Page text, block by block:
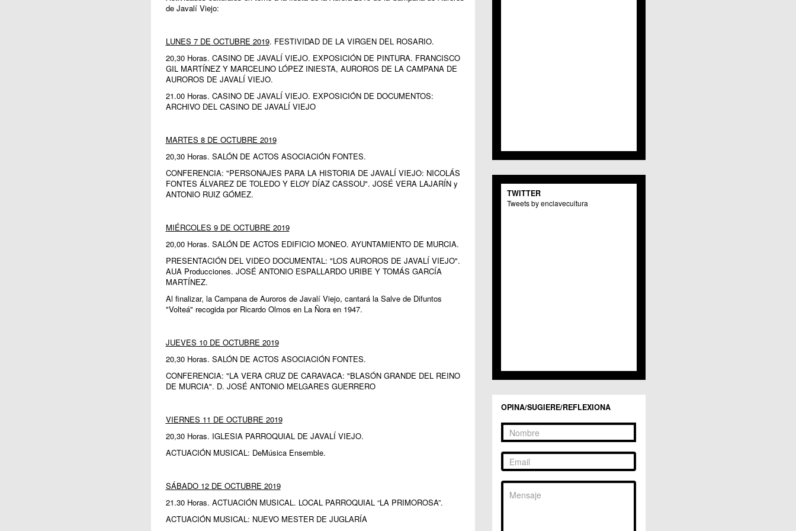
de Javalí Viejo:
LUNES 7 DE OCTUBRE 2019. FESTIVIDAD DE LA VIRGEN DEL ROSARIO.
20,30 Horas. CASINO DE JAVALÍ VIEJO. EXPOSICIÓN DE PINTURA. FRANCISCO
GIL MARTÍNEZ Y MARCELINO LÓPEZ INIESTA, AUROROS DE LA CAMPANA DE
AUROROS DE JAVALÍ VIEJO.
21.00 Horas. CASINO DE JAVALÍ VIEJO. EXPOSICIÓN DE DOCUMENTOS:
ARCHIVO DEL CASINO DE JAVALÍ VIEJO
MARTES 8 DE OCTUBRE 2019
20,30 Horas. SALÓN DE ACTOS ASOCIACIÓN FONTES.
CONFERENCIA: "PERSONAJES PARA LA HISTORIA DE JAVALÍ VIEJO: NICOLÁS
FONTES ÁLVAREZ DE TOLEDO Y ELOY DÍAZ CASSOU". JOSÉ VERA LAJARÍN y
ANTONIO RUIZ GÓMEZ.
MIÉRCOLES 9 DE OCTUBRE 2019
20,00 Horas. SALÓN DE ACTOS EDIFICIO MONEO. AYUNTAMIENTO DE MURCIA.
PRESENTACIÓN DEL VIDEO DOCUMENTAL: "LOS AUROROS DE JAVALÍ VIEJO".
AUA Producciones. JOSÉ ANTONIO ESPALLARDO URIBE Y TOMÁS GARCÍA
MARTÍNEZ.
Al finalizar, la Campana de Auroros de Javalí Viejo, cantará la Salve de Difuntos
"Volteá" recogida por Ricardo Olmos en La Ñora en 1947.
JUEVES 10 DE OCTUBRE 2019
20,30 Horas. SALÓN DE ACTOS ASOCIACIÓN FONTES.
CONFERENCIA: "LA VERA CRUZ DE CARAVACA: "BLASÓN GRANDE DEL REINO
DE MURCIA". D. JOSÉ ANTONIO MELGARES GUERRERO
VIERNES 11 DE OCTUBRE 2019
20,30 Horas. IGLESIA PARROQUIAL DE JAVALÍ VIEJO.
ACTUACIÓN MUSICAL: DeMúsica Ensemble.
SÁBADO 12 DE OCTUBRE 2019
21.30 Horas. ACTUACIÓN MUSICAL. LOCAL PARROQUIAL “LA PRIMOROSA”.
ACTUACIÓN MUSICAL: NUEVO MESTER DE JUGLARÍA
C.C.S. La Paz
C.M. El Carmen
Centros Culturales
C.C. Puertas de Castilla
C.C. Zarandona
TWITTER
Tweets by enclavecultura
OPINA/SUGIERE/REFLEXIONA